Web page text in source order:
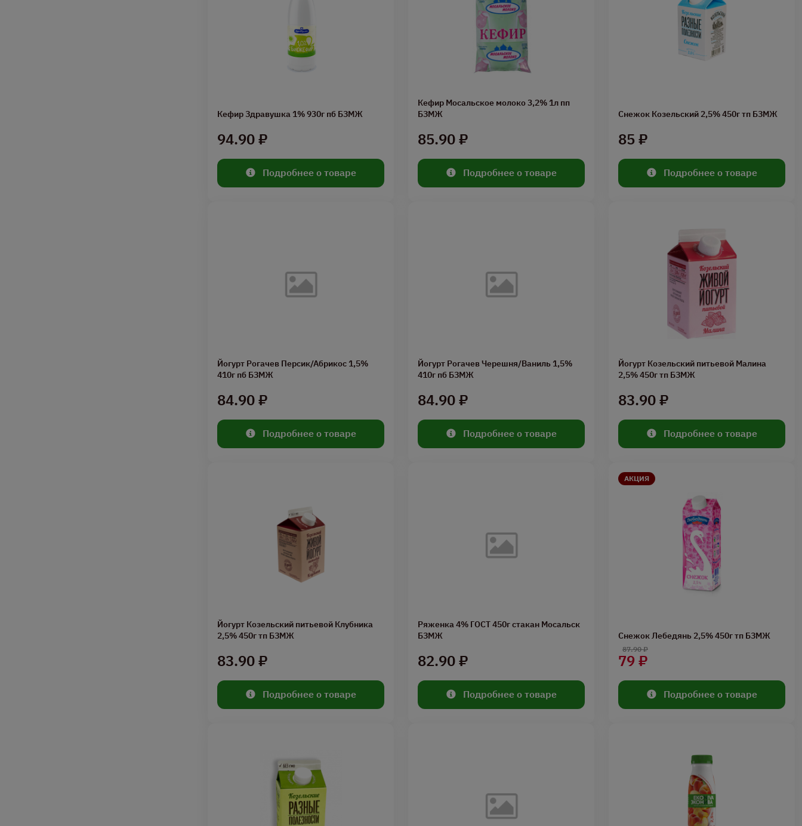
Кефир Здравушка 1% 930г пб БЗМЖ
94.90 ₽
Подробнее о товаре
Кефир Мосальское молоко 3,2% 1л пп
БЗМЖ
85.90 ₽
Подробнее о товаре
Снежок Козельский 2,5% 450г тп БЗМЖ
85 ₽
Подробнее о товаре
Йогурт Рогачев Персик/Абрикос 1,5%
410г пб БЗМЖ
84.90 ₽
Подробнее о товаре
Йогурт Рогачев Черешня/Ваниль 1,5%
410г пб БЗМЖ
84.90 ₽
Подробнее о товаре
Йогурт Козельский питьевой Малина
2,5% 450г тп БЗМЖ
83.90 ₽
Подробнее о товаре
Йогурт Козельский питьевой Клубника
2,5% 450г тп БЗМЖ
83.90 ₽
Подробнее о товаре
Ряженка 4% ГОСТ 450г стакан Мосальск
БЗМЖ
82.90 ₽
Подробнее о товаре
АКЦИЯ
Снежок Лебедянь 2,5% 450г тп БЗМЖ
79 ₽
87.90 ₽
Подробнее о товаре